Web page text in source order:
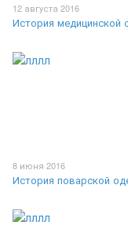
12 августа 2016
История медицинской
8 июня 2016
История поварской